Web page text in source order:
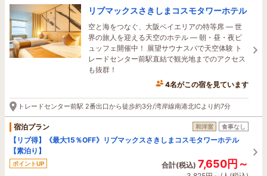
リブマックスさきしまコスモタワーホテル
空と海をつなぐ、大阪ベイエリアの特等席 ― 世
界の旅人を迎える天空のホテル ― 朝・昼・夜ビ
ュッフェ開催中！ 展望サウナスパで天空体験 ト
レードセンター前駅直結で観光地までのアクセス
も抜群！
4名がこの宿を見ています
5時間前に予約されました
トレードセンター前駅 2番出口から徒歩約3分/湾岸線南港北ICより約7分
宿泊プラン 和洋室 食事なし
【リブ得】《最大15％OFF》リブマックスさきしまコスモタワーホテル
【素泊り】
ポイントUP 合計(税込) 7,650円～